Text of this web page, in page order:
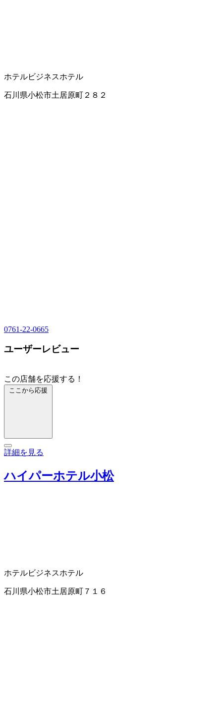
ホテルビジネスホテル
石川県小松市土居原町２８２
0761-22-0665
ユーザーレビュー
この店舗を応援する！
ここから応援
詳細を見る
ハイパーホテル小松
ホテルビジネスホテル
石川県小松市土居原町７１６